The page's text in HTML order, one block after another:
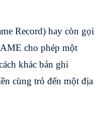
Record) hay còn gọi
cho phép một
khác bản ghi
cùng trỏ đến một địa